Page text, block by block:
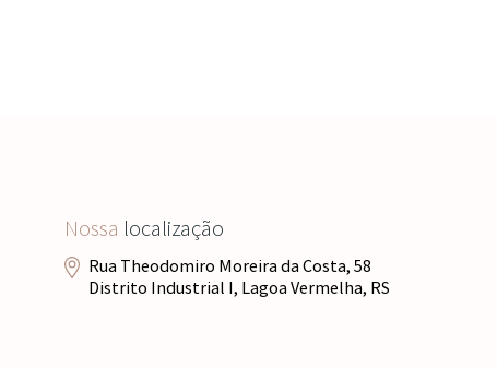
Nossa localização
Rua Theodomiro Moreira da Costa, 58
Distrito Industrial I, Lagoa Vermelha, RS